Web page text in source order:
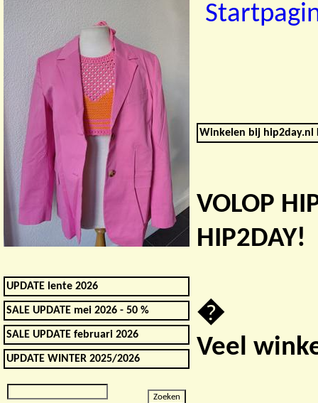
UPDATE lente 2026
SALE UPDATE mei 2026 - 50 %
SALE UPDATE februari 2026
UPDATE WINTER 2025/2026
Winkelen bij hip2day.nl
VOLOP
HIP2DAY!
�
Veel